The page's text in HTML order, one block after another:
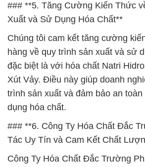
### **5. Tăng Cường Kiến Thức
Xuất và Sử Dụng Hóa Chất**
Chúng tôi cam kết tăng cường
hàng về quy trình sản xuất và sử
đặc biệt là với hóa chất Natri
Xút Vảy. Điều này giúp doanh
trình sản xuất và đảm bảo an
dụng hóa chất.
### **6. Công Ty Hóa Chất Đắc
Tác Uy Tín và Cam Kết Chất
Công Ty Hóa Chất Đắc Trường